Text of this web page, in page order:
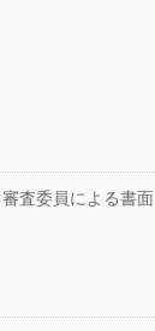
査委員による書面